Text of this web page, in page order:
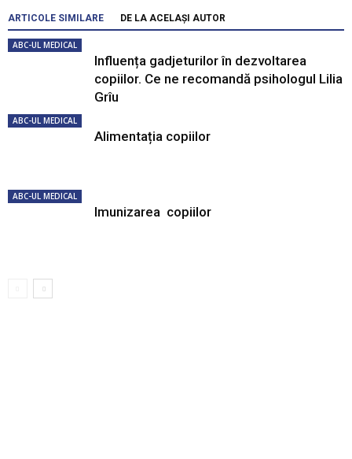
ARTICOLE SIMILARE DE LA ACELAȘI AUTOR
ABC-UL MEDICAL
Influența gadjeturilor în dezvoltarea
copiilor. Ce ne recomandă psihologul Lilia
Grîu
ABC-UL MEDICAL
Alimentația copiilor
ABC-UL MEDICAL
Imunizarea copiilor